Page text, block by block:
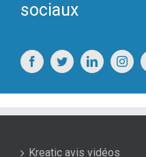
sociaux
Kreatic avis vidéos